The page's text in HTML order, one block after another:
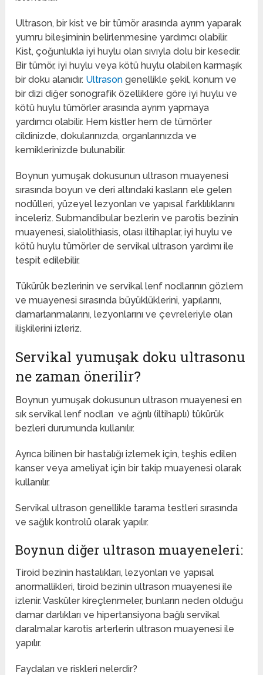
Ultrason, bir kist ve bir tümör arasında ayrım yaparak
yumru bileşiminin belirlenmesine yardımcı olabilir.
Kist, çoğunlukla iyi huylu olan sıvıyla dolu bir kesedir.
Bir tümör, iyi huylu veya kötü huylu olabilen karmaşık
bir doku alanıdır. Ultrason genellikle şekil, konum ve
bir dizi diğer sonografik özelliklere göre iyi huylu ve
kötü huylu tümörler arasında ayrım yapmaya
yardımcı olabilir. Hem kistler hem de tümörler
cildinizde, dokularınızda, organlarınızda ve
kemiklerinizde bulunabilir.
Boynun yumuşak dokusunun ultrason muayenesi
sırasında boyun ve deri altındaki kasların ele gelen
nodülleri, yüzeyel lezyonları ve yapısal farklılıklarını
inceleriz. Submandibular bezlerin ve parotis bezinin
muayenesi, sialolithiasis, olası iltihaplar, iyi huylu ve
kötü huylu tümörler de servikal ultrason yardımı ile
tespit edilebilir.
Tükürük bezlerinin ve servikal lenf nodlarının gözlem
ve muayenesi sırasında büyüklüklerini, yapılarını,
damarlanmalarını, lezyonlarını ve çevreleriyle olan
ilişkilerini izleriz.
Servikal yumuşak doku ultrasonu
ne zaman önerilir?
Boynun yumuşak dokusunun ultrason muayenesi en
sık servikal lenf nodları ve ağrılı (iltihaplı) tükürük
bezleri durumunda kullanılır.
Ayrıca bilinen bir hastalığı izlemek için, teşhis edilen
kanser veya ameliyat için bir takip muayenesi olarak
kullanılır.
Servikal ultrason genellikle tarama testleri sırasında
ve sağlık kontrolü olarak yapılır.
Boynun diğer ultrason muayeneleri:
Tiroid bezinin hastalıkları, lezyonları ve yapısal
anormallikleri, tiroid bezinin ultrason muayenesi ile
izlenir. Vasküler kireçlenmeler, bunların neden olduğu
damar darlıkları ve hipertansiyona bağlı servikal
daralmalar karotis arterlerin ultrason muayenesi ile
yapılır.
Faydaları ve riskleri nelerdir?